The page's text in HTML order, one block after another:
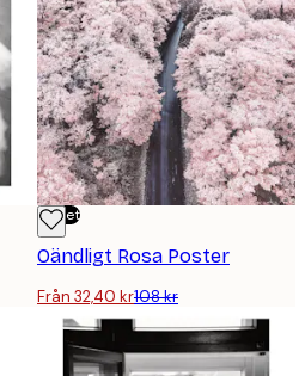
Outlet
Oändligt Rosa Poster
Från 32,40 kr108 kr